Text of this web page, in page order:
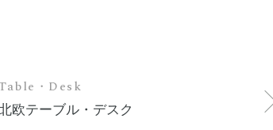
・Desk
欧テーブル・デスク